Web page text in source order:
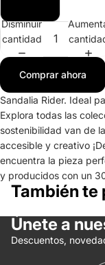
Disminuir
cantidad
Comprar ahora
Sandalia Rider. Ideal
Explora todas las
sostenibilidad van de
accesible y creativo
encuentra la pieza
y producidos con un
También te
Únete a
Descuentos,
Política de